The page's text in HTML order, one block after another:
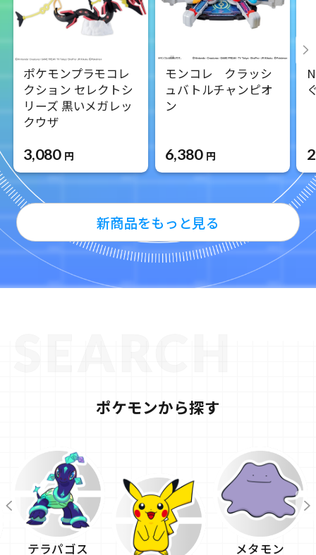
ポケモンプラモコレ
クション セレクトシ
リーズ 黒いメガレッ
クウザ
3,080 円
モンコレ クラッシ
ュバトルチャンピオ
ン
6,380 円
新商品をもっと見る
ポケモンから探す
テラパゴス メタモン